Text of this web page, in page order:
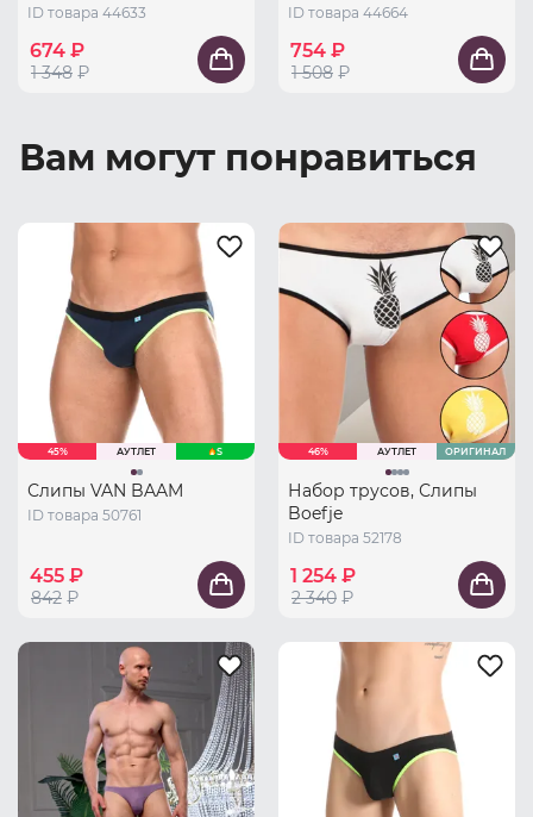
ID товара 44633
674 ₽
1 348 ₽
ID товара 44664
754 ₽
1 508 ₽
Вам могут понравиться
45% АУТЛЕТ S
Слипы VAN BAAM
ID товара 50761
455 ₽
842 ₽
46% АУТЛЕТ ОРИГИНАЛ
Набор трусов, Слипы
Boefje
ID товара 52178
1 254 ₽
2 340 ₽